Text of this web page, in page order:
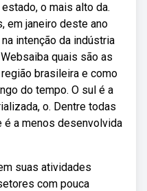
o mais alto da.
em janeiro deste ano
intenção da indústria
quais são as
brasileira e como
do tempo. O sul é a
o. Dentre todas
a menos desenvolvida
suas atividades
com pouca